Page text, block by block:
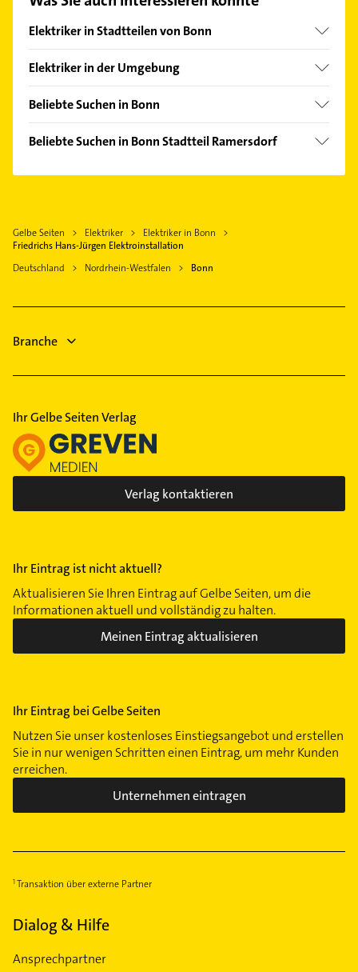
Hier finden Sie alleKontaktdaten
Elektriker in Stadtteilen von Bonn
Bad Godesberg
Buschdorf
Duisdorf
Holzlar
Mehlem
Plittersdorf
Zentrum
Elektriker in der Umgebung
Sankt Augustin
Siegburg
Hennef (Sieg)
Bornheim Rheinland
Niederkassel
Beliebte Suchen in Bonn
Klempner
Sanitärinstallation
Physikalische Therapie
Physiotherapie
Heizung & Sanitär
Lüftungsanlagen
Beliebte Suchen in Bonn Stadtteil Ramersdorf
Heizungsfirmen
Gelbe Seiten Elektriker
Elektriker in Bonn
Friedrichs Hans-Jürgen Elektroinstallation
Deutschland
Nordrhein-Westfalen Bonn
Branche
Ihr Gelbe Seiten Verlag
Verlag kontaktieren
Ihr Eintrag ist nicht aktuell?
Aktualisieren Sie Ihren Eintrag auf Gelbe Seiten, um die
Informationen aktuell und vollständig zu halten.
Meinen Eintrag aktualisieren
Ihr Eintrag bei Gelbe Seiten
Nutzen Sie unser kostenloses Einstiegsangebot und erstellen
Sie in nur wenigen Schritten einen Eintrag, um mehr Kunden
erreichen.
Unternehmen eintragen
Transaktion über externe Partner
Dialog & Hilfe
Ansprechpartner